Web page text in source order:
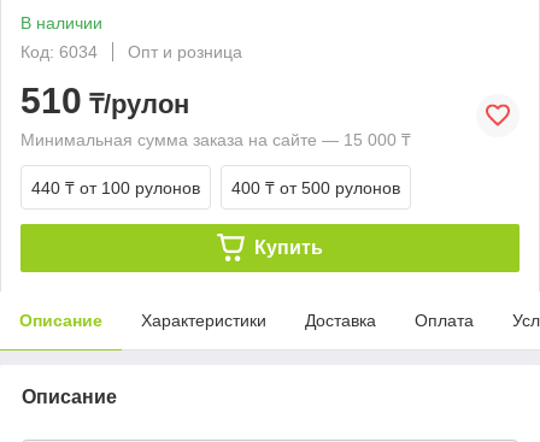
В наличии
Код: 6034
Опт и розница
510 ₸/рулон
Минимальная сумма заказа на сайте — 15 000 ₸
440 ₸ от 100 рулонов 400 ₸ от 500 рулонов
Купить
Описание Характеристики Доставка Оплата
Описание